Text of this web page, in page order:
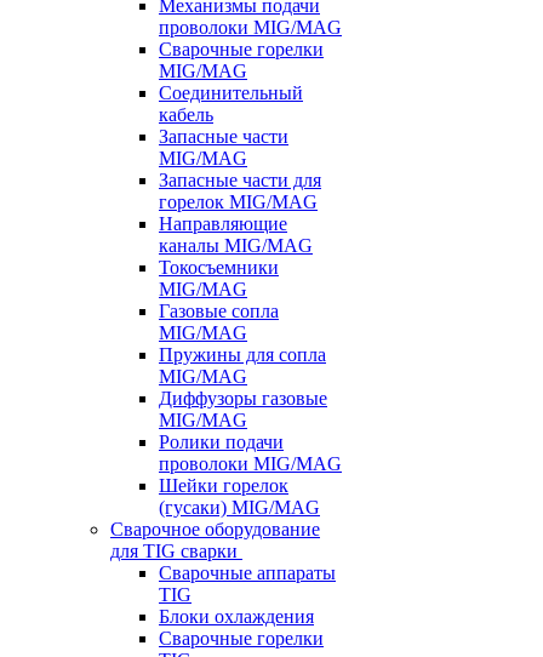
Механизмы подачи
проволоки MIG/MAG
Сварочные горелки
MIG/MAG
Соединительный
кабель
Запасные части
MIG/MAG
Запасные части для
горелок MIG/MAG
Направляющие
каналы MIG/MAG
Токосъемники
MIG/MAG
Газовые сопла
MIG/MAG
Пружины для сопла
MIG/MAG
Диффузоры газовые
MIG/MAG
Ролики подачи
проволоки MIG/MAG
Шейки горелок
(гусаки) MIG/MAG
Сварочное оборудование
для TIG сварки
Сварочные аппараты
TIG
Блоки охлаждения
Сварочные горелки